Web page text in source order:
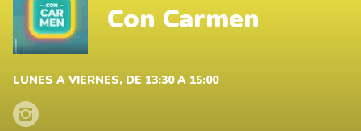
Con Carmen
LUNES A VIERNES, DE 13:30 A 15:00